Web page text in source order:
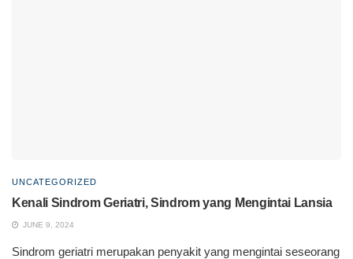
UNCATEGORIZED
Kenali Sindrom Geriatri, Sindrom yang Mengintai Lansia
JUNE 9, 2024
Sindrom geriatri merupakan penyakit yang mengintai seseorang